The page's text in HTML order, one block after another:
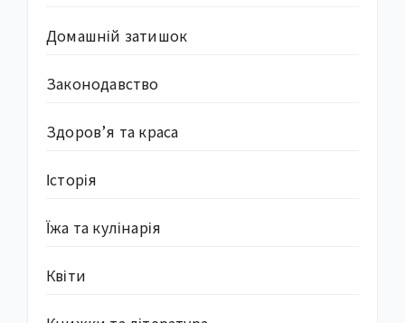
Домашній затишок
Законодавство
Здоров’я та краса
Історія
Їжа та кулінарія
Квіти